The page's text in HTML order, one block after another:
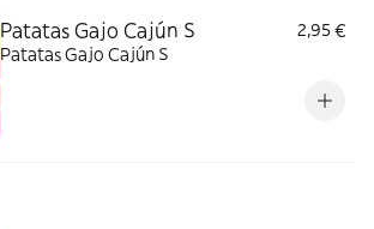
Patatas Gajo Cajún S
2,95 €
Patatas Gajo Cajún S